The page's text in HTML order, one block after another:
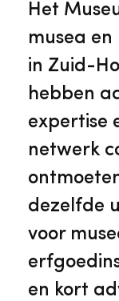
Advies en
Geschiedenis
Ervenconsulent
Tarieven en
Veelgestelde
Ons team
Over de
Raad van
Jaarstukken
Vacatures
Tarieven
Algemene
Het
musea en
in Zuid-
hebben
expertise
netwerk
dezelfde
voor
en kort